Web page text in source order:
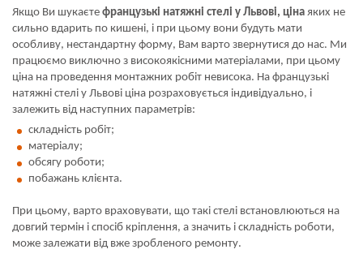
Якщо Ви шукаєте французькі натяжні стелі у Львові, ціна яких не
сильно вдарить по кишені, і при цьому вони будуть мати
особливу, нестандартну форму, Вам варто звернутися до нас. Ми
працюємо виключно з високоякісними матеріалами, при цьому
ціна на проведення монтажних робіт невисока. На французькі
натяжні стелі у Львові ціна розраховується індивідуально, і
залежить від наступних параметрів:
складність робіт;
матеріалу;
обсягу роботи;
побажань клієнта.
При цьому, варто враховувати, що такі стелі встановлюються на
довгий термін і спосіб кріплення, а значить і складність роботи,
може залежати від вже зробленого ремонту.